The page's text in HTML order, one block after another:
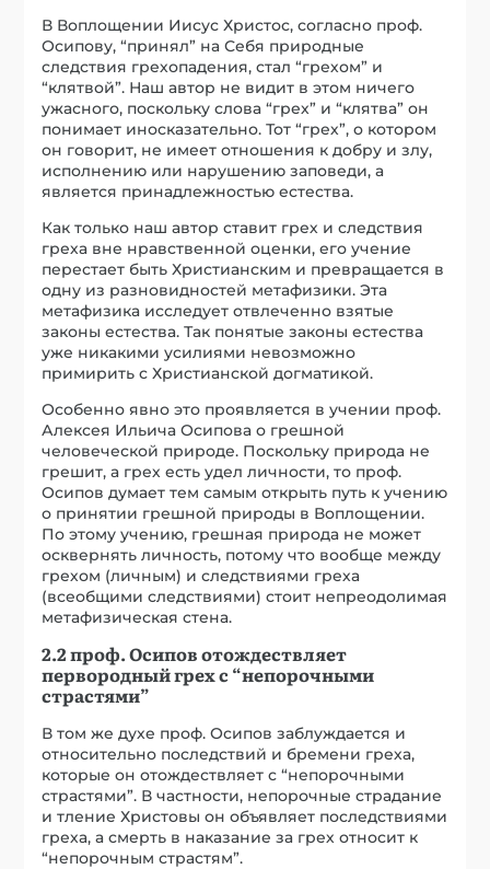
В Воплощении Иисус Христос, согласно проф.
Осипову, “принял” на Себя природные
следствия грехопадения, стал “грехом” и
“клятвой”. Наш автор не видит в этом ничего
ужасного, поскольку слова “грех” и “клятва” он
понимает иносказательно. Тот “грех”, о котором
он говорит, не имеет отношения к добру и злу,
исполнению или нарушению заповеди, а
является принадлежностью естества.
Как только наш автор ставит грех и следствия
греха вне нравственной оценки, его учение
перестает быть Христианским и превращается в
одну из разновидностей метафизики. Эта
метафизика исследует отвлеченно взятые
законы естества. Так понятые законы естества
уже никакими усилиями невозможно
примирить с Христианской догматикой.
Особенно явно это проявляется в учении проф.
Алексея Ильича Осипова о грешной
человеческой природе. Поскольку природа не
грешит, а грех есть удел личности, то проф.
Осипов думает тем самым открыть путь к учению
о принятии грешной природы в Воплощении.
По этому учению, грешная природа не может
осквернять личность, потому что вообще между
грехом (личным) и следствиями греха
(всеобщими следствиями) стоит непреодолимая
метафизическая стена.
2.2 проф. Осипов отождествляет
первородный грех с “непорочными
страстями”
В том же духе проф. Осипов заблуждается и
относительно последствий и бремени греха,
которые он отождествляет с “непорочными
страстями”. В частности, непорочные страдание
и тление Христовы он объявляет последствиями
греха, а смерть в наказание за грех относит к
“непорочным страстям”.